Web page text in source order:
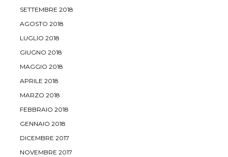
SETTEMBRE 2018
AGOSTO 2018
LUGLIO 2018
GIUGNO 2018
MAGGIO 2018
APRILE 2018
MARZO 2018
FEBBRAIO 2018
GENNAIO 2018
DICEMBRE 2017
NOVEMBRE 2017